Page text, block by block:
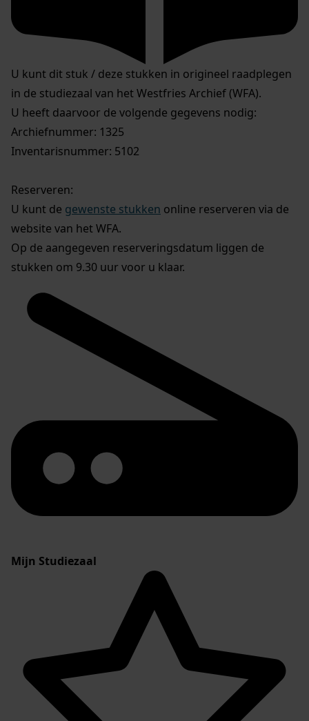
U kunt dit stuk / deze stukken in origineel raadplegen
in de studiezaal van het Westfries Archief (WFA).
U heeft daarvoor de volgende gegevens nodig:
Archiefnummer: 1325
Inventarisnummer: 5102
Reserveren:
U kunt de gewenste stukken online reserveren via de
website van het WFA.
Op de aangegeven reserveringsdatum liggen de
stukken om 9.30 uur voor u klaar.
Mijn Studiezaal